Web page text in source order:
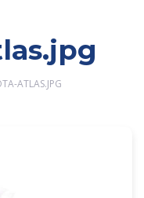
ATLAS.JPG